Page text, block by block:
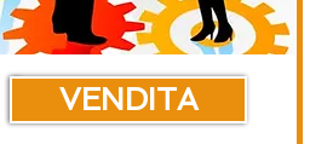
VENDITA